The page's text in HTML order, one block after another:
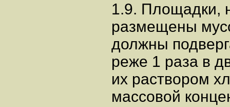
1.9. Площадки,
размещены
должны
реже 1 раза в
их раствором
массовой